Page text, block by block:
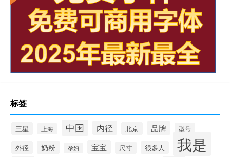
标签
三星 上海 中国 内径 北京 品牌 型号
外径 奶粉 孕妇 宝宝 尺寸 很多人 我是